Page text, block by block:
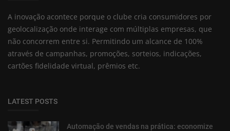
A inovação acontece porque o clube cria consumidores por
geolocalização onde interage com múltiplas empresas, que
não concorrem entre si. Permitindo um alcance de 100%
através de campanhas, promoções, sorteios, indicações,
cartões fidelidade virtual, prêmios etc.
LATEST POSTS
Automação de vendas na prática: economize